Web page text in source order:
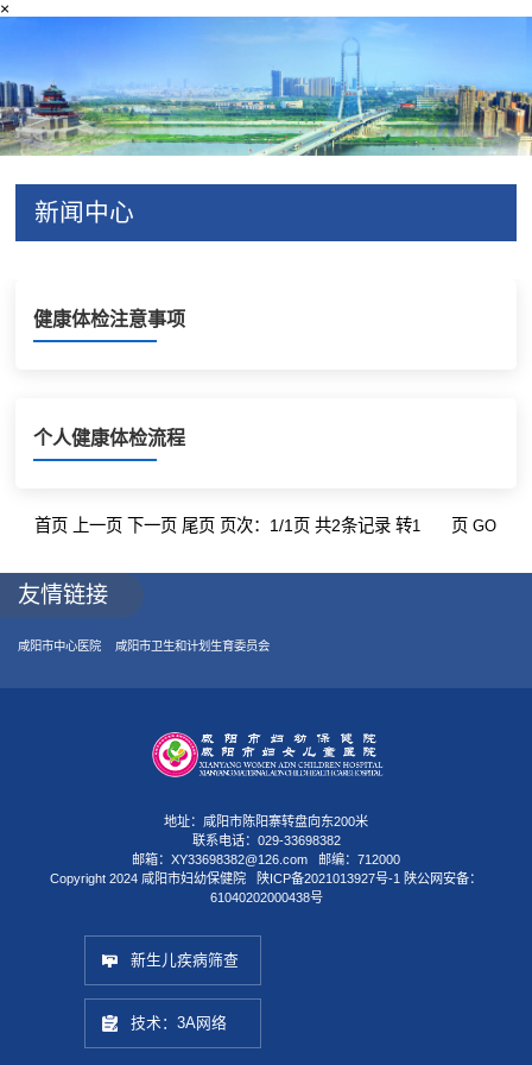
×
新闻中心
健康体检注意事项
个人健康体检流程
首页 上一页 下一页 尾页 页次：1/1页 共2条记录 转 页
友情链接
咸阳市中心医院 咸阳市卫生和计划生育委员会
地址：咸阳市陈阳寨转盘向东200米
联系电话：029-33698382
邮箱：XY33698382@126.com 邮编：712000
Copyright 2024 咸阳市妇幼保健院
陕ICP备2021013927号-1
陕公网安备：
61040202000438号
新生儿疾病筛查
技术：3A网络